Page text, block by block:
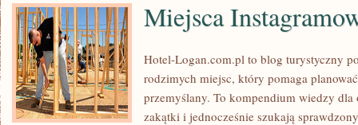
Miejsca
Hotel-Logan.com.pl to blog turystyczny
rodzimych miejsc, który pomaga
przemyślany. To kompendium wiedzy dla
zakątki i jednocześnie szukają